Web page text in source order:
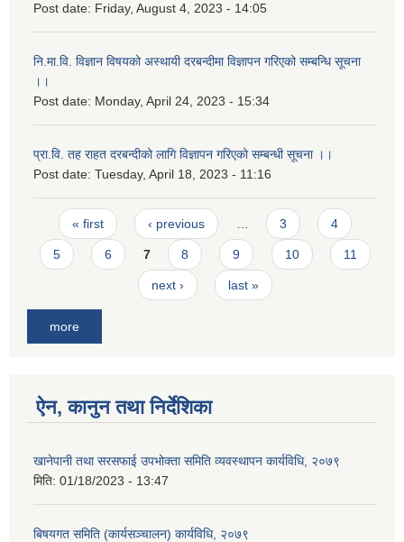
Post date: Friday, August 4, 2023 - 14:05
नि.मा.वि. विज्ञान विषयको अस्थायी दरबन्दीमा विज्ञापन गरिएको सम्बन्धि सूचना
।।
Post date: Monday, April 24, 2023 - 15:34
प्रा.वि. तह राहत दरबन्दीको लागि विज्ञापन गरिएको सम्बन्धी सूचना ।।
Post date: Tuesday, April 18, 2023 - 11:16
Pages
« first ‹ previous 3 4
5 6 7 8 9 10 11
next › last »
more
ऐन, कानुन तथा निर्देशिका
खानेपानी तथा सरसफाई उपभोक्ता समिति व्यवस्थापन कार्यविधि, २०७९
मिति: 01/18/2023 - 13:47
बिषयगत समिति (कार्यसञ्चालन) कार्यविधि, २०७९